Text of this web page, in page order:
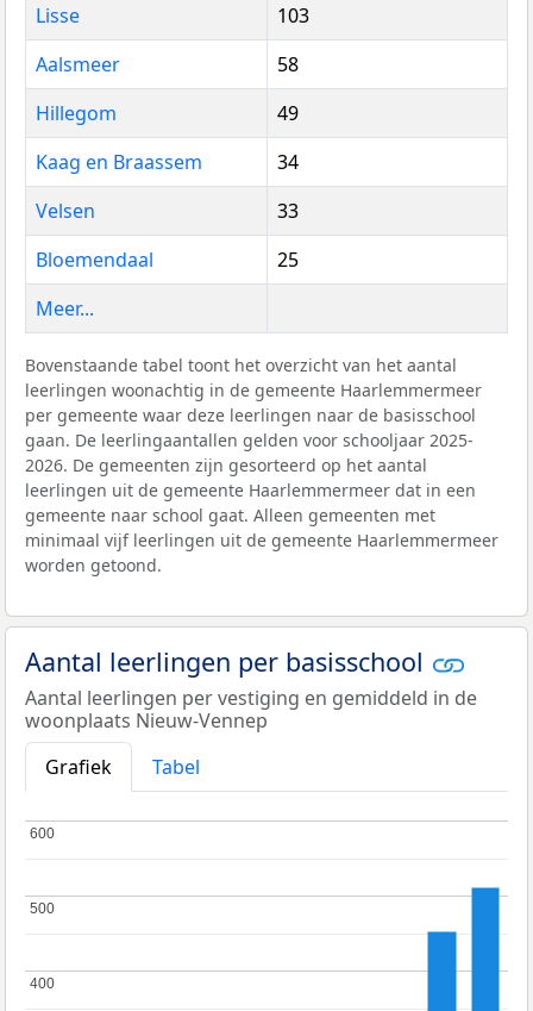
Lisse
103
Aalsmeer
58
Hillegom
49
Kaag en Braassem
34
Velsen
33
Bloemendaal
25
Meer...
Bovenstaande tabel toont het overzicht van het aantal
leerlingen woonachtig in de gemeente Haarlemmermeer
per gemeente waar deze leerlingen naar de basisschool
gaan. De leerlingaantallen gelden voor schooljaar 2025-
2026. De gemeenten zijn gesorteerd op het aantal
leerlingen uit de gemeente Haarlemmermeer dat in een
gemeente naar school gaat. Alleen gemeenten met
minimaal vijf leerlingen uit de gemeente Haarlemmermeer
worden getoond.
Aantal leerlingen per basisschool
Aantal leerlingen per vestiging en gemiddeld in de
woonplaats Nieuw-Vennep
Grafiek
Tabel
400
400
500
500
600
600